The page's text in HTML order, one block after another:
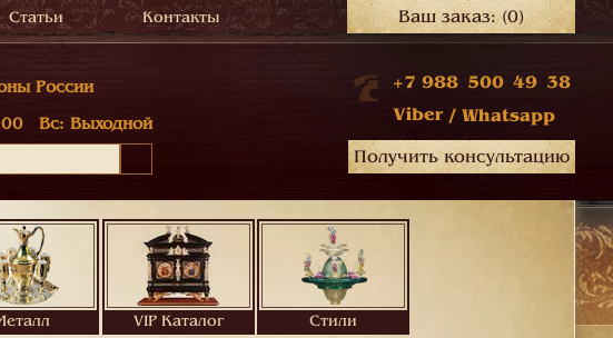
Статьи Контакты Ваш заказ:(0)
России
Вс: Выходной
+7 988 500 49 38
Viber / Whatsapp
Получить консультацию
VIP Каталог Стили